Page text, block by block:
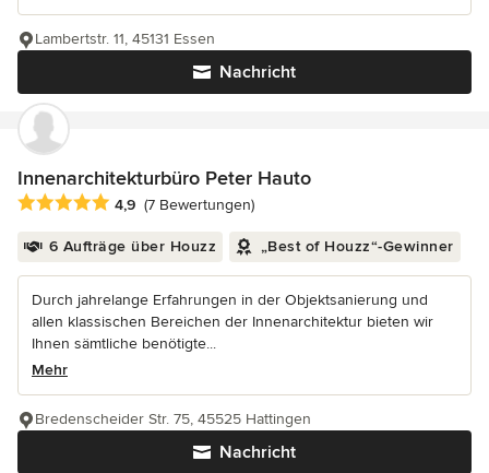
Nachricht
Lambertstr. 11, 45131 Essen
Innenarchitekturbüro Peter Hauto
Durchschnittliche Bewertung: 4.9 von 5 Sternen
4,9 (7 Bewertungen)
6 Aufträge über Houzz „Best of Houzz“-Gewinner
Durch jahrelange Erfahrungen in der Objektsanierung und
allen klassischen Bereichen der Innenarchitektur bieten wir
Ihnen sämtliche benötigte...
Mehr
Nachricht
Bredenscheider Str. 75, 45525 Hattingen